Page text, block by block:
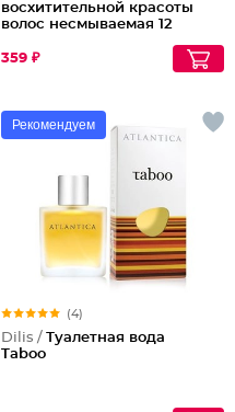
восхитительной красоты
волос несмываемая 12
Волосы
359 ₽
Рекомендуем
(4)
Dilis / Туалетная вода
Taboo